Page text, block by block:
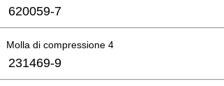
620059-7
Molla di compressione 4
231469-9